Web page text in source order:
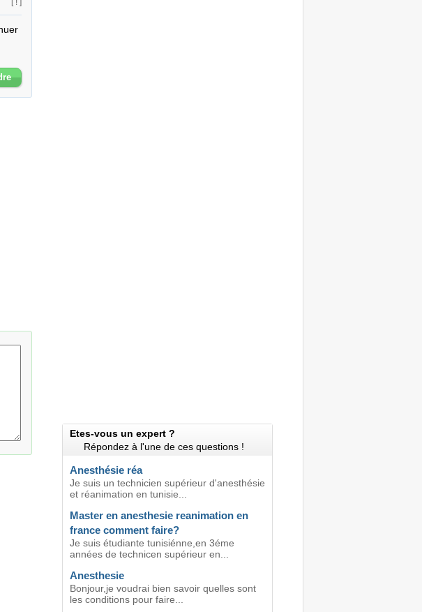
[ ! ]
Etes-vous un expert ?
Répondez à l'une de ces questions !
Anesthésie réa
Je suis un technicien supérieur d'anesthésie
et réanimation en tunisie...
Master en anesthesie reanimation en
france comment faire?
Je suis étudiante tunisiénne,en 3éme
années de technicen supérieur en...
Anesthesie
Bonjour,je voudrai bien savoir quelles sont
les conditions pour faire...